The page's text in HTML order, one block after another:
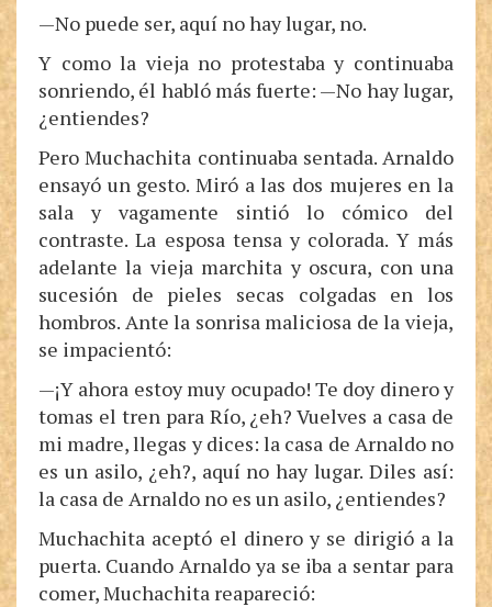
—No puede ser, aquí no hay lugar, no.
Y como la vieja no protestaba y continuaba
sonriendo, él habló más fuerte: —No hay lugar,
¿entiendes?
Pero Muchachita continuaba sentada. Arnaldo
ensayó un gesto. Miró a las dos mujeres en la
sala y vagamente sintió lo cómico del
contraste. La esposa tensa y colorada. Y más
adelante la vieja marchita y oscura, con una
sucesión de pieles secas colgadas en los
hombros. Ante la sonrisa maliciosa de la vieja,
se impacientó:
—¡Y ahora estoy muy ocupado! Te doy dinero y
tomas el tren para Río, ¿eh? Vuelves a casa de
mi madre, llegas y dices: la casa de Arnaldo no
es un asilo, ¿eh?, aquí no hay lugar. Diles así:
la casa de Arnaldo no es un asilo, ¿entiendes?
Muchachita aceptó el dinero y se dirigió a la
puerta. Cuando Arnaldo ya se iba a sentar para
comer, Muchachita reapareció: